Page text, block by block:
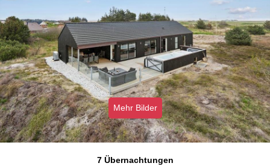
Mehr Bilder
7 Übernachtungen